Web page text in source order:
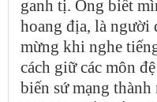
ganh tị. Ông biết
hoang địa, là người
mừng khi nghe
cách giữ các môn
biến sứ mạng